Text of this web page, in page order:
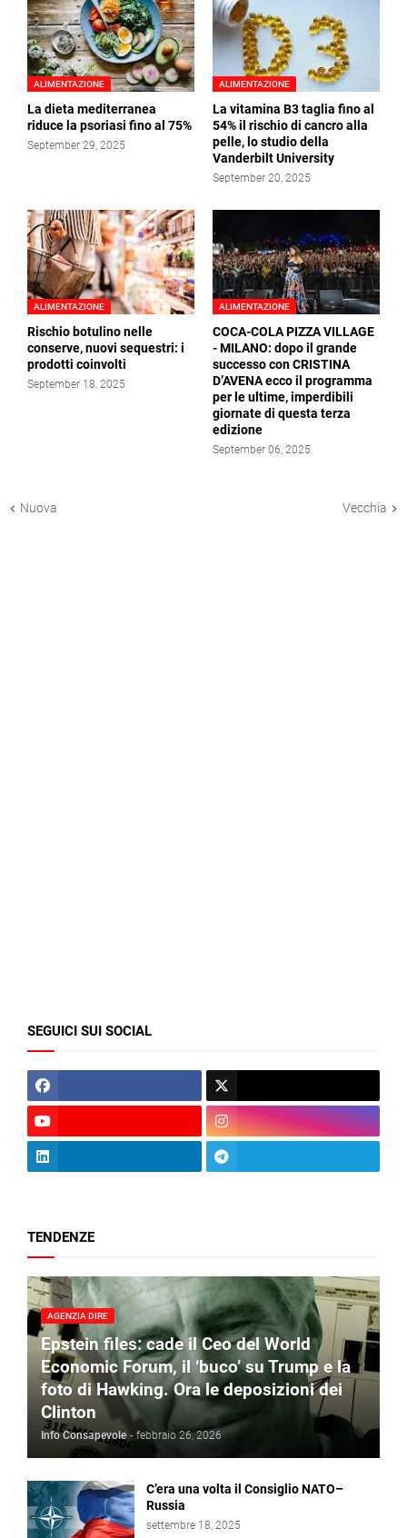
ALIMENTAZIONE
La dieta mediterranea
riduce la psoriasi fino al 75%
September 29, 2025
ALIMENTAZIONE
La vitamina B3 taglia fino al
54% il rischio di cancro alla
pelle, lo studio della
Vanderbilt University
September 20, 2025
ALIMENTAZIONE
Rischio botulino nelle
conserve, nuovi sequestri: i
prodotti coinvolti
September 18, 2025
ALIMENTAZIONE
COCA-COLA PIZZA VILLAGE
- MILANO: dopo il grande
successo con CRISTINA
D’AVENA ecco il programma
per le ultime, imperdibili
giornate di questa terza
edizione
September 06, 2025
Nuova Vecchia
SEGUICI SUI SOCIAL
TENDENZE
AGENZIA DIRE
Epstein files: cade il Ceo del World
Economic Forum, il ‘buco’ su Trump e la
foto di Hawking. Ora le deposizioni dei
Clinton
Info Consapevole - febbraio 26, 2026
C’era una volta il Consiglio NATO–
Russia
settembre 18, 2025